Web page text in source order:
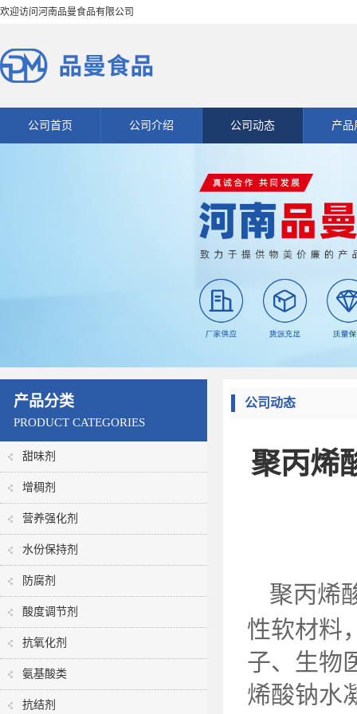
欢迎访问河南品曼食品有限公司
公司首页 公司介绍 公司动态 产品
产品分类
PRODUCT CATEGORIES
甜味剂
增稠剂
营养强化剂
水份保持剂
防腐剂
酸度调节剂
抗氧化剂
氨基酸类
抗结剂
公司动态
聚丙烯
聚丙烯
性软材料
子、生物
烯酸钠水